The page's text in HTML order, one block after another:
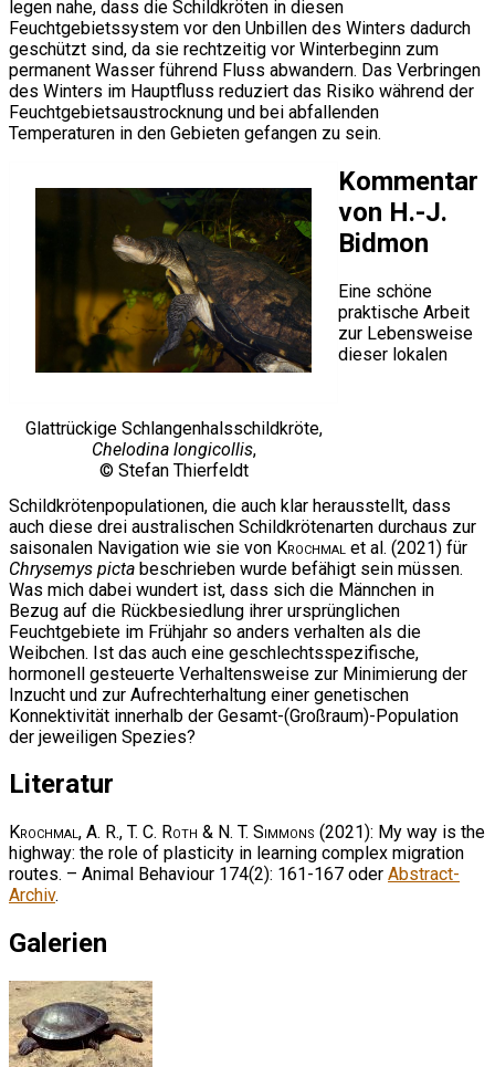
legen nahe, dass die Schildkröten in diesen
Feuchtgebietssystem vor den Unbillen des Winters dadurch
geschützt sind, da sie rechtzeitig vor Winterbeginn zum
permanent Wasser führend Fluss abwandern. Das Verbringen
des Winters im Hauptfluss reduziert das Risiko während der
Feuchtgebietsaustrocknung und bei abfallenden
Temperaturen in den Gebieten gefangen zu sein.
Glattrückige Schlangenhalsschildkröte,
Chelodina longicollis,
© Stefan Thierfeldt
Kommentar
von H.-J.
Bidmon
Eine schöne
praktische Arbeit
zur Lebensweise
dieser lokalen
Schildkrötenpopulationen, die auch klar herausstellt, dass
auch diese drei australischen Schildkrötenarten durchaus zur
saisonalen Navigation wie sie von Krochmal et al. (2021) für
Chrysemys picta beschrieben wurde befähigt sein müssen.
Was mich dabei wundert ist, dass sich die Männchen in
Bezug auf die Rückbesiedlung ihrer ursprünglichen
Feuchtgebiete im Frühjahr so anders verhalten als die
Weibchen. Ist das auch eine geschlechtsspezifische,
hormonell gesteuerte Verhaltensweise zur Minimierung der
Inzucht und zur Aufrechterhaltung einer genetischen
Konnektivität innerhalb der Gesamt-(Großraum)-Population
der jeweiligen Spezies?
Literatur
Krochmal, A. R., T. C. Roth & N. T. Simmons (2021): My way is the
highway: the role of plasticity in learning complex migration
routes. – Animal Behaviour 174(2): 161-167 oder Abstract-
Archiv.
Galerien